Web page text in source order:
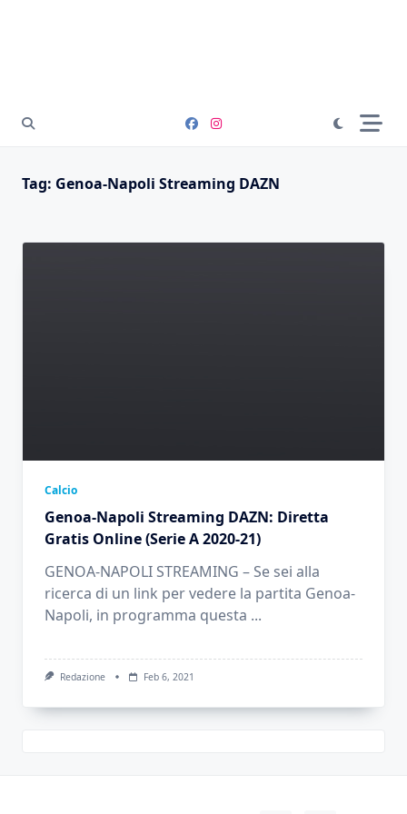
Tag: Genoa-Napoli Streaming DAZN
Calcio
Genoa-Napoli Streaming DAZN: Diretta
Gratis Online (Serie A 2020-21)
GENOA-NAPOLI STREAMING – Se sei alla
ricerca di un link per vedere la partita Genoa-
Napoli, in programma questa ...
Redazione Feb 6, 2021